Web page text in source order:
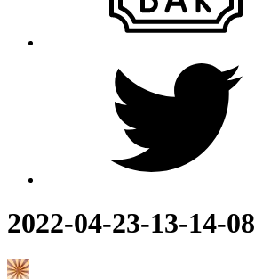
2022-04-23-13-14-08